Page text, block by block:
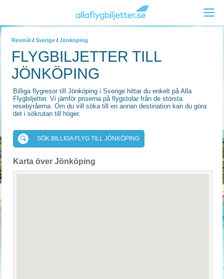
Resmål / Sverige / Jönköping
FLYGBILJETTER TILL
JÖNKÖPING
Billiga flygresor till Jönköping i Sverige hittar du enkelt på Alla
Flygbiljetter. Vi jämför priserna på flygstolar från de största
resebyråerna. Om du vill söka till en annan destination kan du göra
det i sökrutan till höger.
SÖK BILLIGA FLYG TILL JÖNKÖPING
Karta över Jönköping